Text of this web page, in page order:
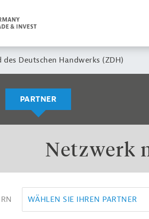
Deutschen Handwerks (ZDH)
PARTNER
Netzwerk
WÄHLEN SIE IHREN PARTNER